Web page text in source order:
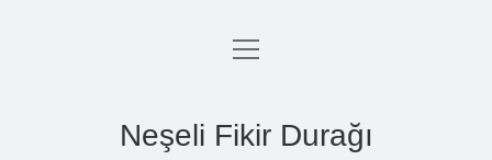
Anasayfa
menüyü
Neşeli Fikir Durağı